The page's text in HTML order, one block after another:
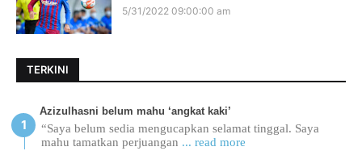
5/31/2022 09:00:00 am
TERKINI
Azizulhasni belum mahu ‘angkat kaki’
“Saya belum sedia mengucapkan selamat tinggal. Saya
mahu tamatkan perjuangan ... read more